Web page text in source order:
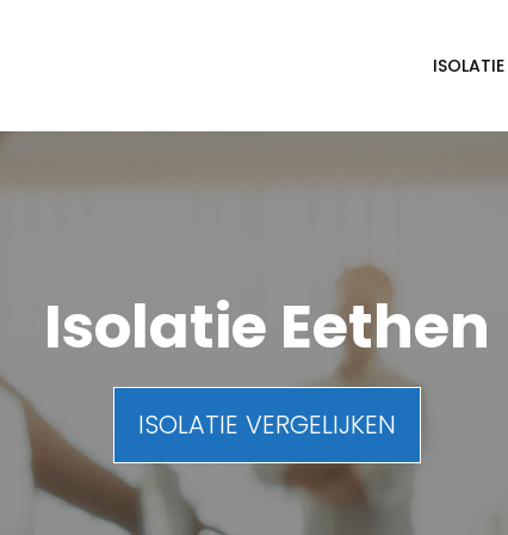
ISOLATIE
Isolatie Eethen
ISOLATIE VERGELIJKEN